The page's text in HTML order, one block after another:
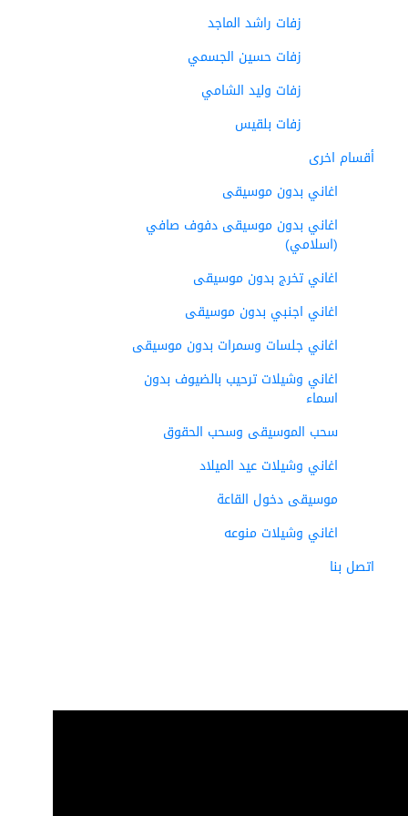
زفات راشد الماجد
زفات حسين الجسمي
زفات وليد الشامي
زفات بلقيس
أقسام اخرى
اغاني بدون موسيقى
اغاني بدون موسيقى دفوف صافي
(اسلامي)
اغاني تخرج بدون موسيقى
اغاني اجنبي بدون موسيقى
اغاني جلسات وسمرات بدون موسيقى
اغاني وشيلات ترحيب بالضيوف بدون
اسماء
سحب الموسيقى وسحب الحقوق
اغاني وشيلات عيد الميلاد
موسيقى دخول القاعة
اغاني وشيلات منوعه
اتصل بنا